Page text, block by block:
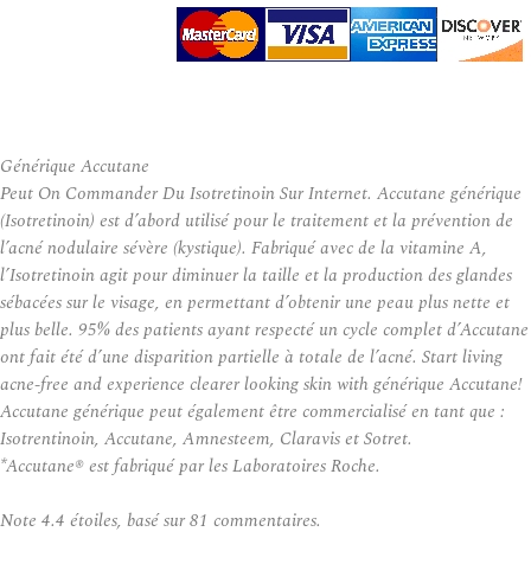
Générique Accutane
Peut On Commander Du Isotretinoin Sur Internet. Accutane générique
(Isotretinoin) est d’abord utilisé pour le traitement et la prévention de
l’acné nodulaire sévère (kystique). Fabriqué avec de la vitamine A,
l’Isotretinoin agit pour diminuer la taille et la production des glandes
sébacées sur le visage, en permettant d’obtenir une peau plus nette et
plus belle. 95% des patients ayant respecté un cycle complet d’Accutane
ont fait été d’une disparition partielle à totale de l’acné. Start living
acne-free and experience clearer looking skin with générique Accutane!
Accutane générique peut également être commercialisé en tant que :
Isotrentinoin, Accutane, Amnesteem, Claravis et Sotret.
*Accutane® est fabriqué par les Laboratoires Roche.
Note 4.4 étoiles, basé sur81 commentaires.